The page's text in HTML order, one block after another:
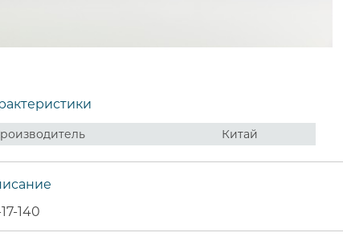
Китай
140